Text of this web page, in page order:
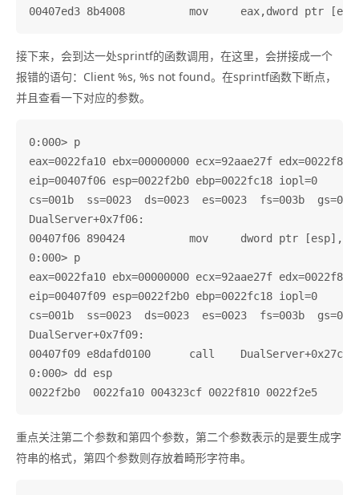
接下来，会到达一处sprintf的函数调用，在这里，会拼接成一个
报错的语句：Client %s, %s not found。在sprintf函数下断点，
并且查看一下对应的参数。
0:000> p
eax=0022fa10 ebx=00000000 ecx=92aae27f
eip=00407f06 esp=0022f2b0 ebp=0022fc18 iopl=0
cs=001b  ss=0023  ds=0023  es=0023  fs=003b
DualServer+0x7f06:
00407f06 890424          mov     dword ptr [esp],eax
0:000> p
eax=0022fa10 ebx=00000000 ecx=92aae27f
eip=00407f09 esp=0022f2b0 ebp=0022fc18 iopl=0
cs=001b  ss=0023  ds=0023  es=0023  fs=003b
DualServer+0x7f09:
00407f09 e8dafd0100      call    DualServer+0x27ce8
0:000> dd esp
重点关注第二个参数和第四个参数，第二个参数表示的是要生成字
符串的格式，第四个参数则存放着畸形字符串。